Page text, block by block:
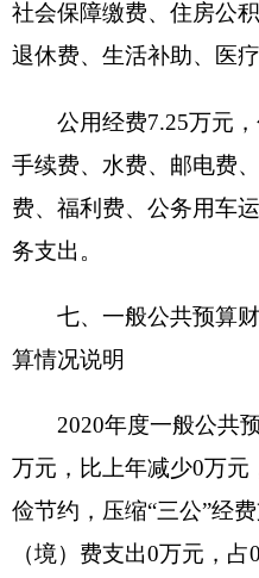
次。
与年初预算数相比情况
预决算差异率-11.76%，主
算0.20万元未使用。其中：
数0万元，决算数0万元，预
因是：严格按照预算执行；公
是：严格按照预算执行；公
万元，决算数1.5万元，预决
元，决算数0万元，预决算差
是：2020年12月产生的公务
八、政府性基金预算财
况说明